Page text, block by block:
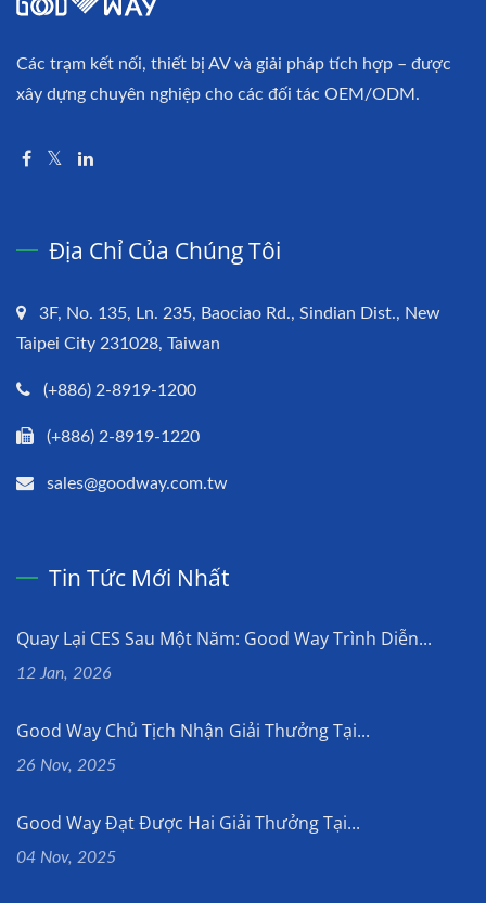
Các trạm kết nối, thiết bị AV và giải pháp tích hợp – được
xây dựng chuyên nghiệp cho các đối tác OEM/ODM.
Địa Chỉ Của Chúng Tôi
3F, No. 135, Ln. 235, Baociao Rd., Sindian Dist., New
Taipei City 231028, Taiwan
(+886) 2-8919-1200
(+886) 2-8919-1220
sales@goodway.com.tw
Tin Tức Mới Nhất
Quay Lại CES Sau Một Năm: Good Way Trình Diễn...
12 Jan, 2026
Good Way Chủ Tịch Nhận Giải Thưởng Tại...
26 Nov, 2025
Good Way Đạt Được Hai Giải Thưởng Tại...
04 Nov, 2025